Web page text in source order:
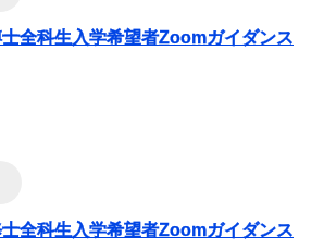
全科生入学希望者Zoomガイダンス
全科生入学希望者Zoomガイダンス